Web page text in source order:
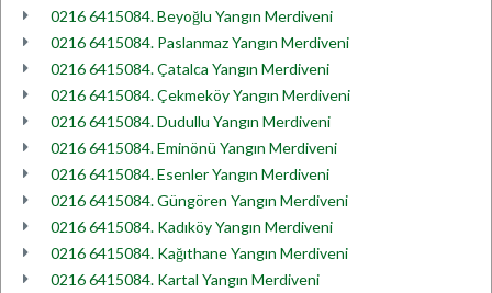
0216 6415084. Beyoğlu Yangın Merdiveni
0216 6415084. Paslanmaz Yangın Merdiveni
0216 6415084. Çatalca Yangın Merdiveni
0216 6415084. Çekmeköy Yangın Merdiveni
0216 6415084. Dudullu Yangın Merdiveni
0216 6415084. Eminönü Yangın Merdiveni
0216 6415084. Esenler Yangın Merdiveni
0216 6415084. Güngören Yangın Merdiveni
0216 6415084. Kadıköy Yangın Merdiveni
0216 6415084. Kağıthane Yangın Merdiveni
0216 6415084. Kartal Yangın Merdiveni